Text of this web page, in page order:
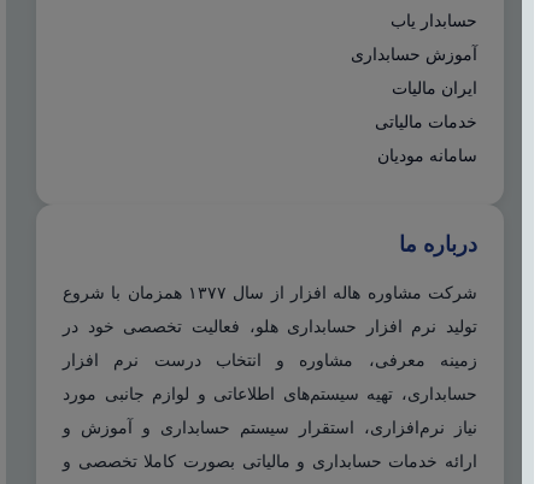
حسابدار یاب
آموزش حسابداری
ایران مالیات
خدمات مالیاتی
سامانه مودیان
درباره ما
شرکت مشاوره هاله افزار از سال ۱۳۷۷ همزمان با شروع
تولید نرم افزار حسابداری هلو، فعالیت تخصصی خود در
زمینه معرفی، مشاوره و انتخاب درست نرم افزار
حسابداری، تهیه سیستم‌های اطلاعاتی و لوازم جانبی مورد
نیاز نرم‌افزاری، استقرار سیستم حسابداری و آموزش و
ارائه خدمات حسابداری و مالیاتی بصورت کاملا تخصصی و